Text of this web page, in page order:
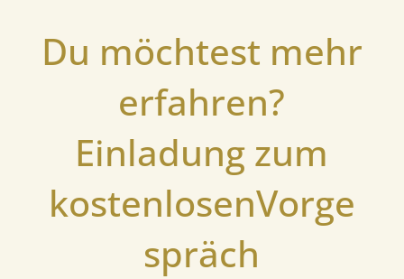
Du möchtest mehr
erfahren?
Einladung zum
kostenlosenVorge
spräch